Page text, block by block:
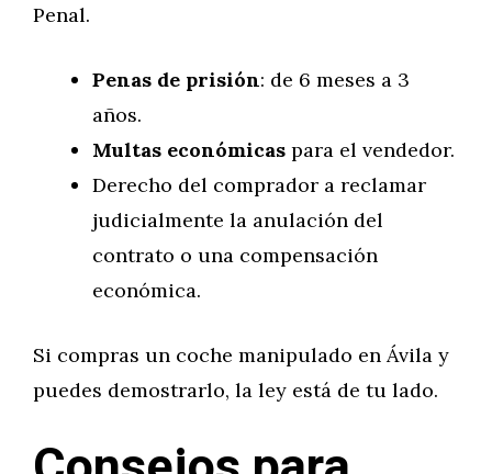
Penal.
Penas de prisión: de 6 meses a 3
años.
Multas económicas para el vendedor.
Derecho del comprador a reclamar
judicialmente la anulación del
contrato o una compensación
económica.
Si compras un coche manipulado en Ávila y
puedes demostrarlo, la ley está de tu lado.